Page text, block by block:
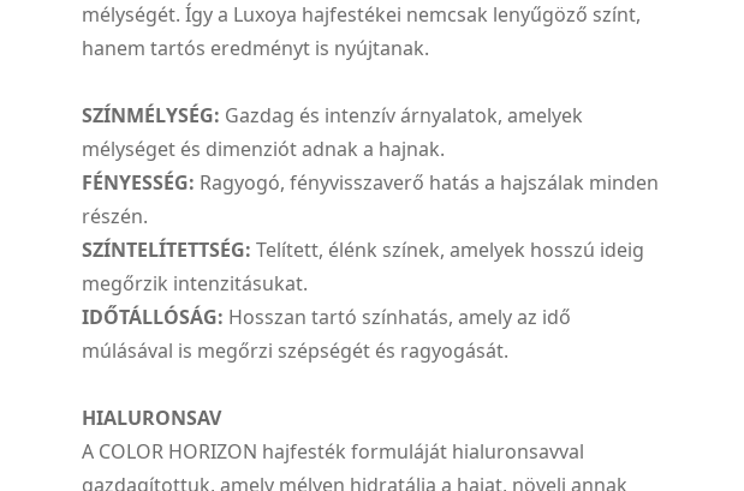
mélységét. Így a Luxoya hajfestékei nemcsak lenyűgöző színt,
hanem tartós eredményt is nyújtanak.
SZÍNMÉLYSÉG: Gazdag és intenzív árnyalatok, amelyek
mélységet és dimenziót adnak a hajnak.
FÉNYESSÉG: Ragyogó, fényvisszaverő hatás a hajszálak minden
részén.
SZÍNTELÍTETTSÉG: Telített, élénk színek, amelyek hosszú ideig
megőrzik intenzitásukat.
IDŐTÁLLÓSÁG: Hosszan tartó színhatás, amely az idő
múlásával is megőrzi szépségét és ragyogását.
HIALURONSAV
A COLOR HORIZON hajfesték formuláját hialuronsavval
gazdagítottuk, amely mélyen hidratálja a hajat, növeli annak